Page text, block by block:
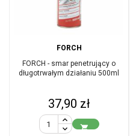
FORCH
FORCH - smar penetrujący o
długotrwałym działaniu 500ml
Cena
37,90 zł
